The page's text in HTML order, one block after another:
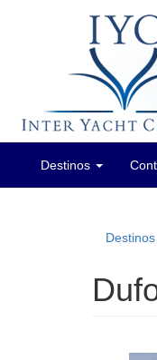
MainDestinos